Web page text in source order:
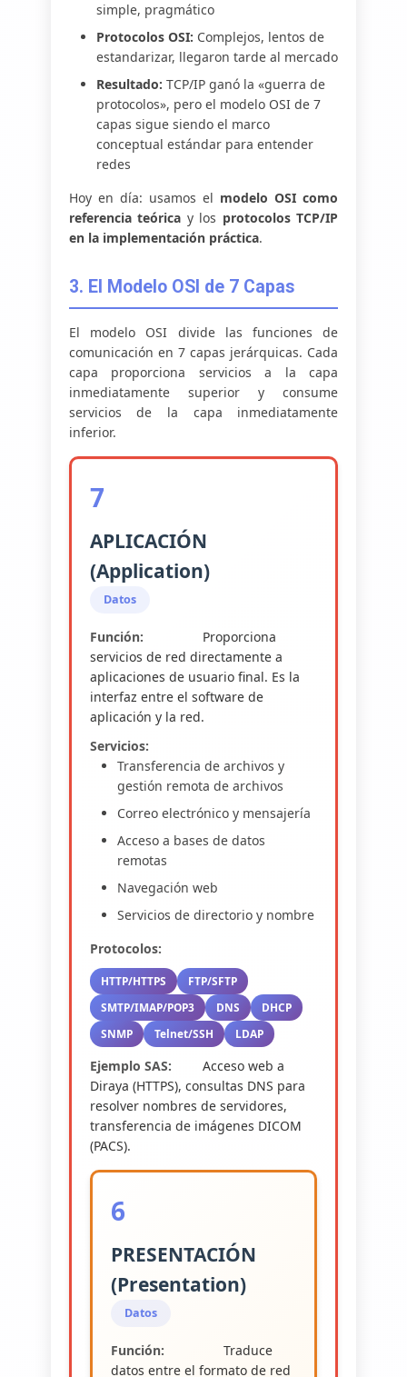
simple, pragmático
Protocolos OSI: Complejos, lentos de
estandarizar, llegaron tarde al mercado
Resultado: TCP/IP ganó la «guerra de
protocolos», pero el modelo OSI de 7
capas sigue siendo el marco
conceptual estándar para entender
redes
Hoy en día: usamos el modelo OSI como
referencia teórica y los protocolos TCP/IP
en la implementación práctica.
3. El Modelo OSI de 7 Capas
El modelo OSI divide las funciones de
comunicación en 7 capas jerárquicas. Cada
capa proporciona servicios a la capa
inmediatamente superior y consume
servicios de la capa inmediatamente
inferior.
7
APLICACIÓN
(Application)
Datos
Función:
Proporciona
servicios de red directamente a
aplicaciones de usuario final. Es la
interfaz entre el software de
aplicación y la red.
Servicios:
Transferencia de archivos y
gestión remota de archivos
Correo electrónico y mensajería
Acceso a bases de datos
remotas
Navegación web
Servicios de directorio y nombre
Protocolos:
HTTP/HTTPS
FTP/SFTP
SMTP/IMAP/POP3
DNS
DHCP
SNMP
Telnet/SSH LDAP
Ejemplo SAS:
Acceso web a
Diraya (HTTPS), consultas DNS para
resolver nombres de servidores,
transferencia de imágenes DICOM
(PACS).
6
PRESENTACIÓN
(Presentation)
Datos
Función:
Traduce
datos entre el formato de red